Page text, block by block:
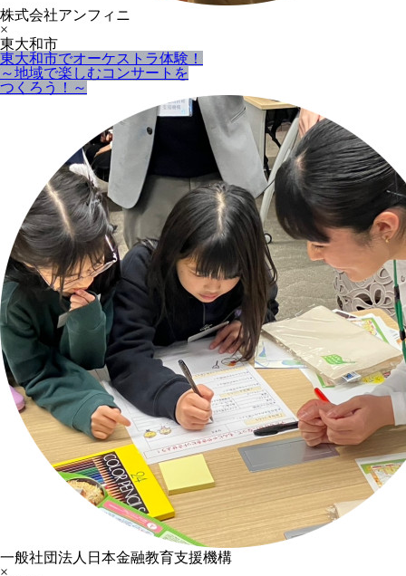
株式会社アンフィニ
×
東大和市
東大和市でオーケストラ体験！
～地域で楽しむコンサートを
つくろう！～
一般社団法人日本金融教育支援機構
×